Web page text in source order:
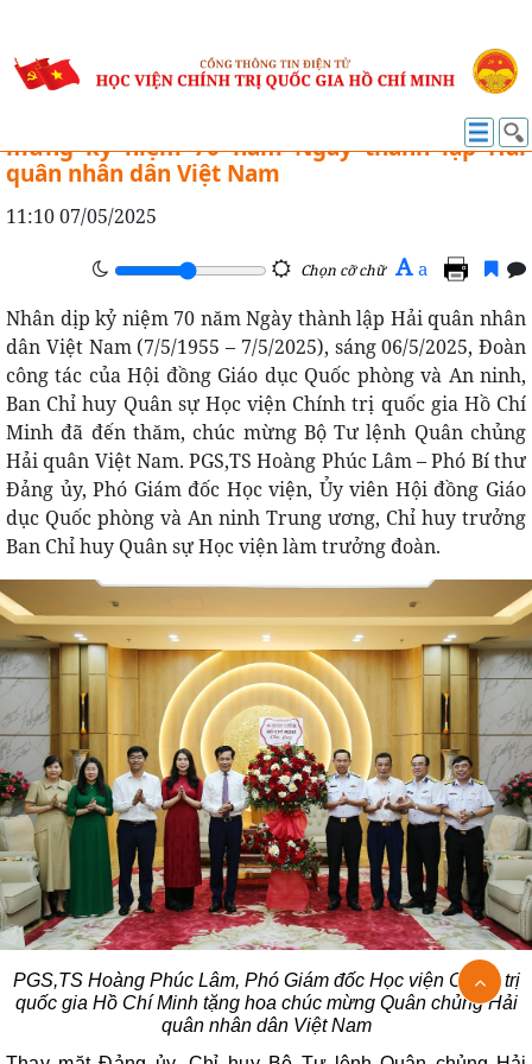
TIN HOẠT ĐỘNG
Học viện Chính trị quốc gia Hồ Chí Minh chúc
mừng kỷ niệm 70 năm Ngày thành lập Hải
quân nhân dân Việt Nam
11:10 07/05/2025
Chọn cỡ chữ A a
Nhân dịp kỷ niệm 70 năm Ngày thành lập Hải quân nhân
dân Việt Nam (7/5/1955 – 7/5/2025), sáng 06/5/2025, Đoàn
công tác của Hội đồng Giáo dục Quốc phòng và An ninh,
Ban Chỉ huy Quân sự Học viện Chính trị quốc gia Hồ Chí
Minh đã đến thăm, chúc mừng Bộ Tư lệnh Quân chủng
Hải quân Việt Nam. PGS,TS Hoàng Phúc Lâm – Phó Bí thư
Đảng ủy, Phó Giám đốc Học viện, Ủy viên Hội đồng Giáo
dục Quốc phòng và An ninh Trung ương, Chỉ huy trưởng
Ban Chỉ huy Quân sự Học viện làm trưởng đoàn.
PGS,TS Hoàng Phúc Lâm, Phó Giám đốc Học viện Chính trị
quốc gia Hồ Chí Minh tặng hoa chúc mừng Quân chủng Hải
quân nhân dân Việt Nam